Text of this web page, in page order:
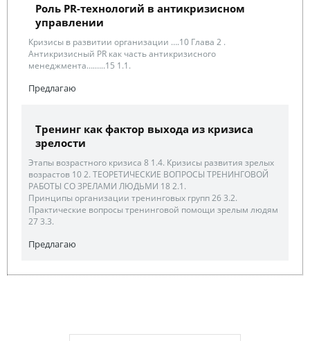
Роль PR-технологий в антикризисном
управлении
Кризисы в развитии организации ….10 Глава 2 .
Антикризисный PR как часть антикризисного
менеджмента….…..15 1.1.
Предлагаю
Тренинг как фактор выхода из кризиса
зрелости
Этапы возрастного кризиса 8 1.4. Кризисы развития зрелых
возрастов 10 2. ТЕОРЕТИЧЕСКИЕ ВОПРОСЫ ТРЕНИНГОВОЙ
РАБОТЫ СО ЗРЕЛАМИ ЛЮДЬМИ 18 2.1.
Принципы организации тренинговых групп 26 3.2.
Практические вопросы тренинговой помощи зрелым людям
27 3.3.
Предлагаю